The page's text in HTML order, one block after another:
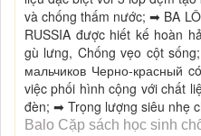
và chống thấm nước; ➡ BA
RUSSIA được hiết kế hoàn
gù lưng, Chống vẹo cột
мальчиков Черно-красный
việc phối hình cộng với chất
đèn; ➡ Trọng lượng siêu nhẹ
Balo Cặp sách học sinh